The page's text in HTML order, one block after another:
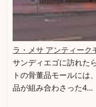
ラ・メサ アンティー
サンディエゴに訪れた
トの骨董品モールに
品が組み合わさった4…